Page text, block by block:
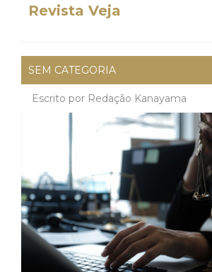
Revista Veja
SEM CATEGORIA
Escrito por Redação Kanayama